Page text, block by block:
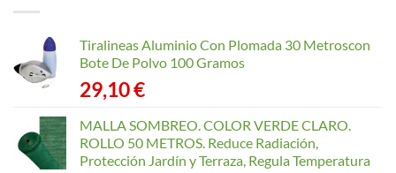
168,65 €
Tiralineas Aluminio Con Plomada 30 Metroscon
Bote De Polvo 100 Gramos
29,10€
MALLA SOMBREO. COLOR VERDE CLARO.
ROLLO 50 METROS. Reduce Radiación,
Protección Jardín y Terraza, Regula Temperatura